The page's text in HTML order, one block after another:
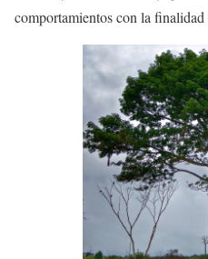
comportamientos con la